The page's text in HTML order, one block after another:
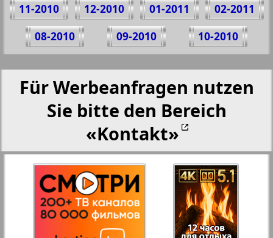
02-2011
01-2011
12-2010
11-2010
10-2010
09-2010
08-2010
Für Werbeanfragen nutzen
Sie bitte den Bereich
«Kontakt»